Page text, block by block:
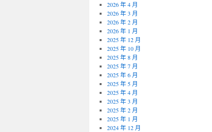
2026 年 4 月
2026 年 3 月
2026 年 2 月
2026 年 1 月
2025 年 12 月
2025 年 10 月
2025 年 8 月
2025 年 7 月
2025 年 6 月
2025 年 5 月
2025 年 4 月
2025 年 3 月
2025 年 2 月
2025 年 1 月
2024 年 12 月